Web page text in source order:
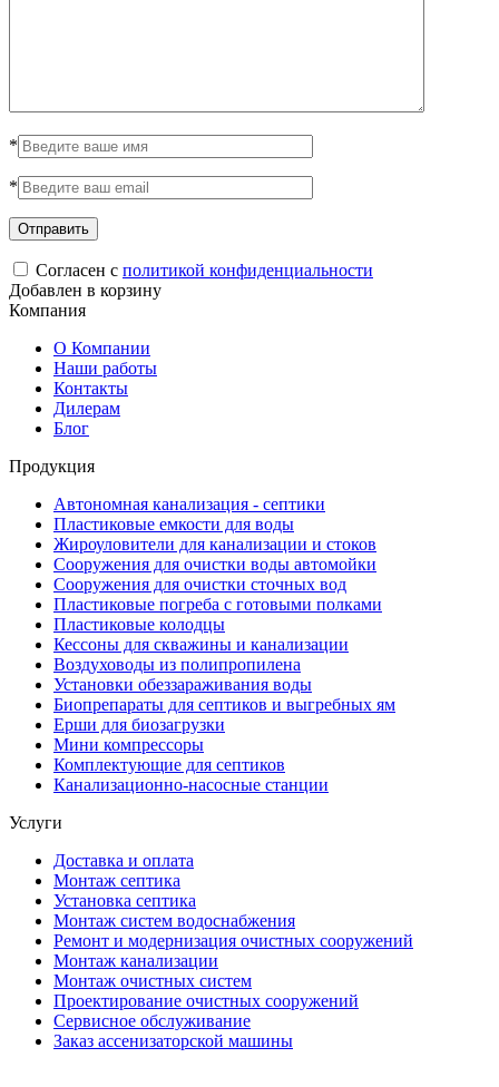
*
*
Согласен с политикой конфиденциальности
Добавлен в корзину
Компания
О Компании
Наши работы
Контакты
Дилерам
Блог
Продукция
Автономная канализация - септики
Пластиковые емкости для воды
Жироуловители для канализации и стоков
Сооружения для очистки воды автомойки
Сооружения для очистки сточных вод
Пластиковые погреба с готовыми полками
Пластиковые колодцы
Кессоны для скважины и канализации
Воздуховоды из полипропилена
Установки обеззараживания воды
Биопрепараты для септиков и выгребных ям
Ерши для биозагрузки
Мини компрессоры
Комплектующие для септиков
Канализационно-насосные станции
Услуги
Доставка и оплата
Монтаж септика
Установка септика
Монтаж систем водоснабжения
Ремонт и модернизация очистных сооружений
Монтаж канализации
Монтаж очистных систем
Проектирование очистных сооружений
Сервисное обслуживание
Заказ ассенизаторской машины